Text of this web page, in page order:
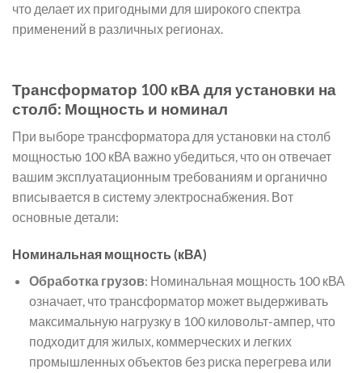
что делает их пригодными для широкого спектра
применений в различных регионах.
Трансформатор 100 кВА для установки на
столб: Мощность и номинал
При выборе трансформатора для установки на столб
мощностью 100 кВА важно убедиться, что он отвечает
вашим эксплуатационным требованиям и органично
вписывается в систему электроснабжения. Вот
основные детали:
Номинальная мощность (кВА)
Обработка грузов: Номинальная мощность 100 кВА
означает, что трансформатор может выдерживать
максимальную нагрузку в 100 киловольт-ампер, что
подходит для жилых, коммерческих и легких
промышленных объектов без риска перегрева или